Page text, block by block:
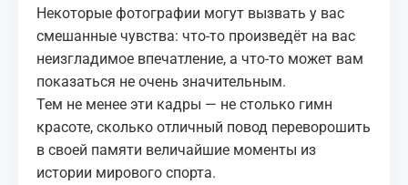
Некоторые фотографии могут вызвать у вас
смешанные чувства: что-то произведёт на вас
неизгладимое впечатление, а что-то может вам
показаться не очень значительным.
Тем не менее эти кадры — не столько гимн
красоте, сколько отличный повод переворошить
в своей памяти величайшие моменты из
истории мирового спорта.